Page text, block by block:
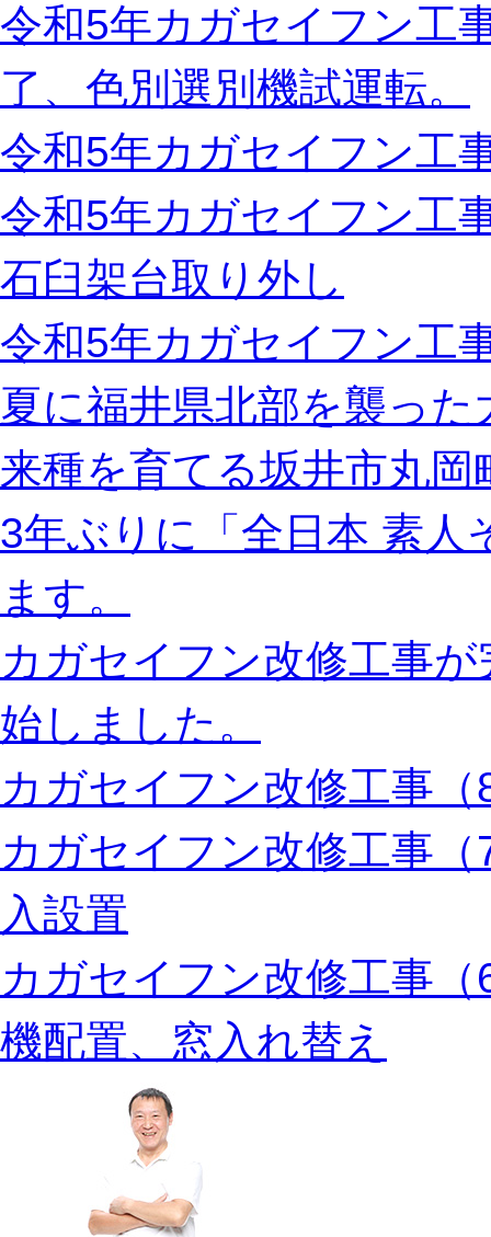
令和5年カガセイフン工
了、色別選別機試運転。
令和5年カガセイフン工
令和5年カガセイフン工
石臼架台取り外し
令和5年カガセイフン工
夏に福井県北部を襲っ
来種を育てる坂井市丸岡
3年ぶりに「全日本 素人
ます。
カガセイフン改修工事
始しました。
カガセイフン改修工事
カガセイフン改修工事
入設置
カガセイフン改修工事
機配置、窓入れ替え